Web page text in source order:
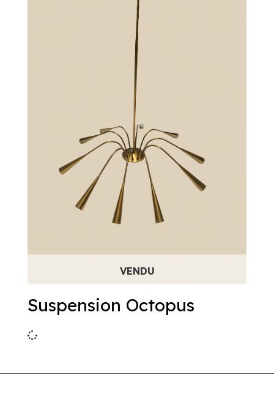
Suspension Octopus